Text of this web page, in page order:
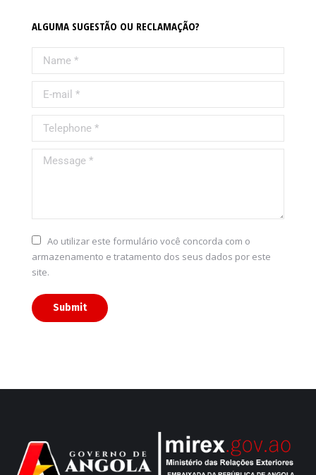
ALGUMA SUGESTÃO OU RECLAMAÇÃO?
Name *
E-mail *
Telephone *
Message *
Ao utilizar este formulário você concorda com o
armazenamento e tratamento dos seus dados por este
site.
Submit